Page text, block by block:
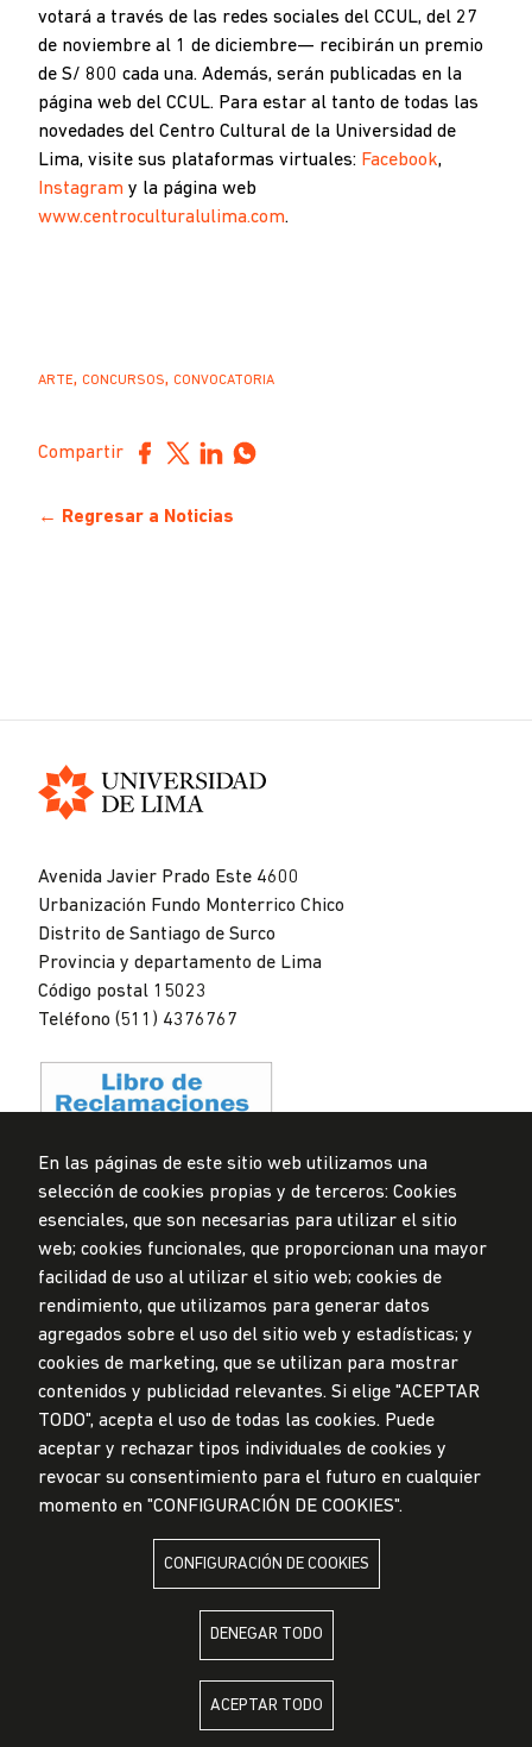
votará a través de las redes sociales del CCUL, del 27
de noviembre al 1 de diciembre— recibirán un premio
de S/ 800 cada una. Además, serán publicadas en la
página web del CCUL. Para estar al tanto de todas las
novedades del Centro Cultural de la Universidad de
Lima, visite sus plataformas virtuales: Facebook,
Instagram y la página web
www.centroculturalulima.com.
ARTE, CONCURSOS, CONVOCATORIA
Compartir
← Regresar a Noticias
Avenida Javier Prado Este 4600
Urbanización Fundo Monterrico Chico
Distrito de Santiago de Surco
Provincia y departamento de Lima
Código postal 15023
Teléfono (511) 4376767
Privacidad de datos personales
Mesa de partes
Todos los derechos reservados
Diseñado por
LA UNIVERSIDAD DE LIMA ES MIEMBRO DE
LA UNIVERSIDAD DE LIMA ESTÁ AFILIADA A
En las páginas de este sitio web utilizamos una
selección de cookies propias y de terceros: Cookies
esenciales, que son necesarias para utilizar el sitio
web; cookies funcionales, que proporcionan una mayor
facilidad de uso al utilizar el sitio web; cookies de
rendimiento, que utilizamos para generar datos
agregados sobre el uso del sitio web y estadísticas; y
cookies de marketing, que se utilizan para mostrar
contenidos y publicidad relevantes. Si elige "ACEPTAR
TODO", acepta el uso de todas las cookies. Puede
aceptar y rechazar tipos individuales de cookies y
revocar su consentimiento para el futuro en cualquier
momento en "CONFIGURACIÓN DE COOKIES".
CONFIGURACIÓN DE COOKIES
DENEGAR TODO
ACEPTAR TODO